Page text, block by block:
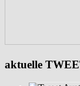
aktuelle